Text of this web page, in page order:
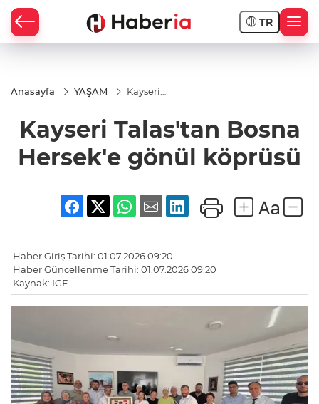
TR
Anasayfa YAŞAM
Kayseri
Hersek'e
gönül
köprüsü
Kayseri Talas'tan Bosna
Hersek'e gönül köprüsü
Haber Giriş Tarihi: 01.07.2026 09:20
Haber Güncellenme Tarihi: 01.07.2026 09:20
Kaynak: IGF